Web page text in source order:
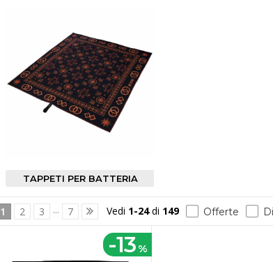
TAPPETI PER BATTERIA
1 2 3 ... 7 Vedi 1-24di 149 Offerte
-13 %